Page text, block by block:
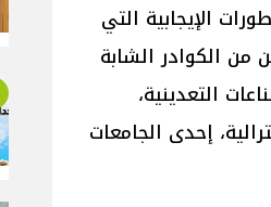
الإيجابية التي
الكوادر الشابة
التعدينية،
إحدى الجامعات